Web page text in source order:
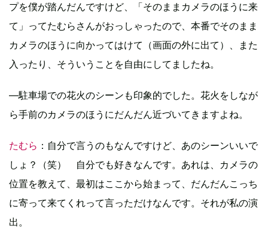
プを僕が踏んだんですけど、「そのままカメラのほうに来
て」ってたむらさんがおっしゃったので、本番でそのまま
カメラのほうに向かってはけて（画面の外に出て）、また
入ったり、そういうことを自由にしてましたね。
―駐車場での花火のシーンも印象的でした。花火をしなが
ら手前のカメラのほうにだんだん近づいてきますよね。
たむら ：自分で言うのもなんですけど、あのシーンいいで
しょ？（笑） 自分でも好きなんです。あれは、カメラの
位置を教えて、最初はここから始まって、だんだんこっち
に寄って来てくれって言っただけなんです。それが私の演
出。